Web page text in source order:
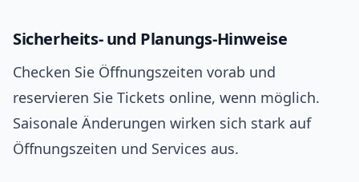
Sicherheits- und Planungs-Hinweise
Checken Sie Öffnungszeiten vorab und
reservieren Sie Tickets online, wenn möglich.
Saisonale Änderungen wirken sich stark auf
Öffnungszeiten und Services aus.